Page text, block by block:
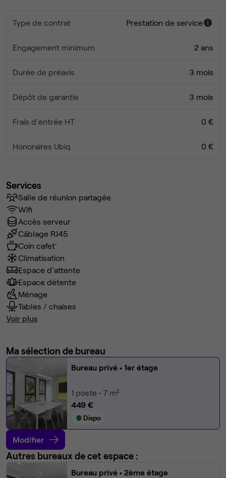
Type de contrat Prestation de service
Engagement minimum 2 ans
Durée de préavis 3 mois
Dépôt de garantie 3 mois
Frais d'entrée HT 0 €
Honoraires Ubiq 0 €
Services
Salle de réunion partagée
Wifi
Accès serveur
Câblage RJ45
Coin cafet'
Climatisation
Espace d'attente
Espace détente
Ménage
Tables / chaises
Voir plus
Ma sélection de bureau
Bureau privé • 1er étage
1 poste • 7 m²
449 €
Dispo
Modifier
Autres bureaux de cet espace :
Bureau privé • 2ème étage